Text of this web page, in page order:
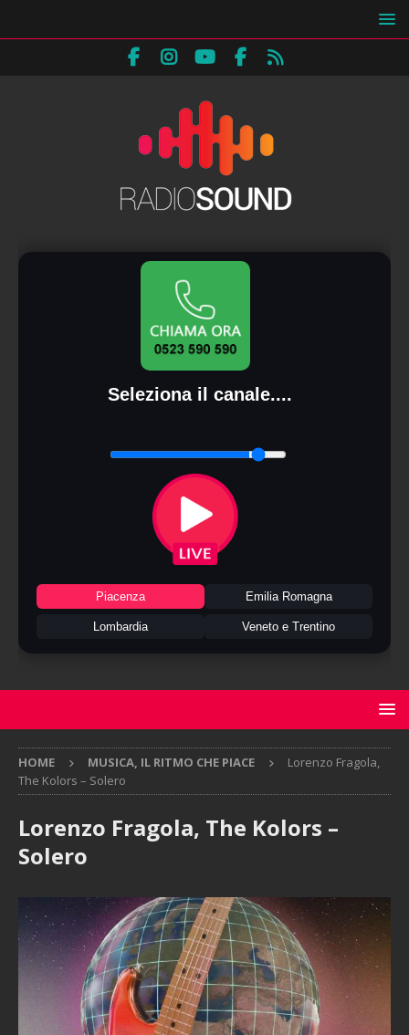
Seleziona il canale....
Piacenza Emilia Romagna
Lombardia Veneto e Trentino
HOME MUSICA, IL RITMO CHE PIACE
Lorenzo Fragola,
The Kolors – Solero
Lorenzo Fragola, The Kolors –
Solero